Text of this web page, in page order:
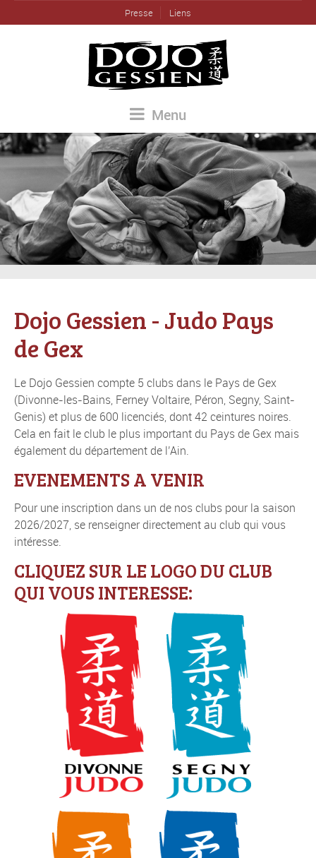
Presse Liens
Menu
Dojo Gessien - Judo Pays
de Gex
Le Dojo Gessien compte 5 clubs dans le Pays de Gex
(Divonne-les-Bains, Ferney Voltaire, Péron, Segny, Saint-
Genis) et plus de 600 licenciés, dont 42 ceintures noires.
Cela en fait le club le plus important du Pays de Gex mais
également du département de l’Ain.
EVENEMENTS A VENIR
Pour une inscription dans un de nos clubs pour la saison
2026/2027, se renseigner directement au club qui vous
intéresse.
CLIQUEZ SUR LE LOGO DU CLUB
QUI VOUS INTERESSE: